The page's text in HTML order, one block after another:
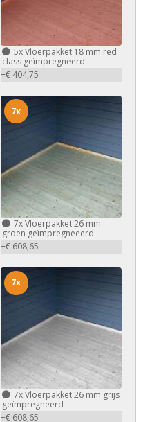
5xVloerpakket 18 mm red
class geïmpregneerd
+€ 404,75
7xVloerpakket 26 mm
groen geïmpregneeerd
+€ 608,65
7x
7xVloerpakket 26 mm grijs
geïmpregneerd
+€ 608,65
7x